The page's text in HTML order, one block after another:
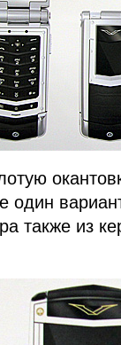
один
также из